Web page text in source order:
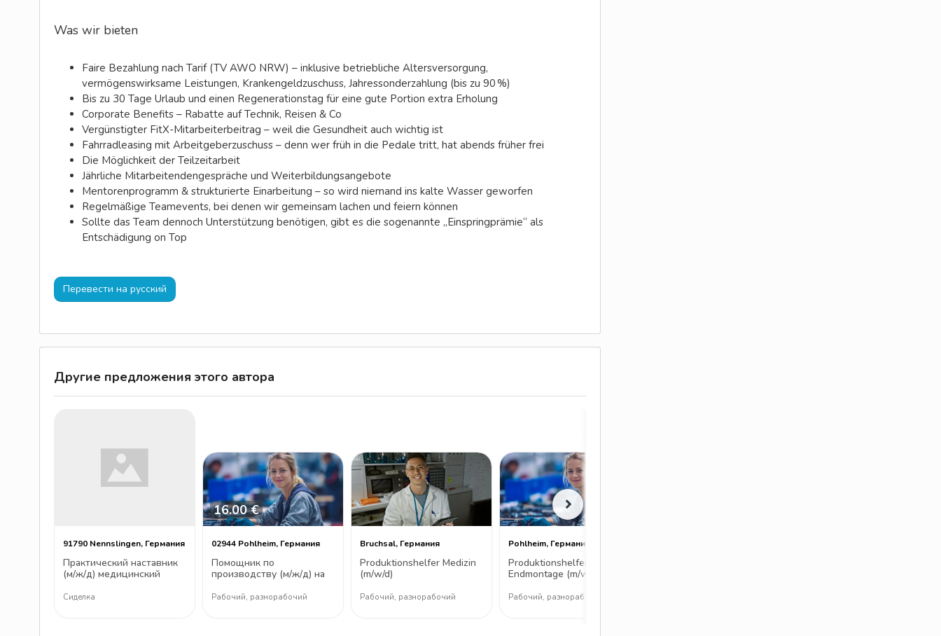
Was wir bieten
Faire Bezahlung nach Tarif (TV AWO NRW) – inklusive betriebliche Altersversorgung,
vermögenswirksame Leistungen, Krankengeldzuschuss, Jahressonderzahlung (bis zu 90 %)
Bis zu 30 Tage Urlaub und einen Regenerationstag für eine gute Portion extra Erholung
Corporate Benefits – Rabatte auf Technik, Reisen & Co
Vergünstigter FitX-Mitarbeiterbeitrag – weil die Gesundheit auch wichtig ist
Fahrradleasing mit Arbeitgeberzuschuss – denn wer früh in die Pedale tritt, hat abends früher frei
Die Möglichkeit der Teilzeitarbeit
Jährliche Mitarbeitendengespräche und Weiterbildungsangebote
Mentorenprogramm & strukturierte Einarbeitung – so wird niemand ins kalte Wasser geworfen
Regelmäßige Teamevents, bei denen wir gemeinsam lachen und feiern können
Sollte das Team dennoch Unterstützung benötigen, gibt es die sogenannte „Einspringprämie“ als
Entschädigung on Top
Перевести на русский
Другие предложения этого автора
91790 Nennslingen, Германия
Практический наставник
(м/ж/д) медицинский
Сиделка
16.00 €
02944 Pohlheim, Германия
Помощник по
производству (м/ж/д) на
Рабочий, разнорабочий
Bruchsal, Германия
Produktionshelfer Medizin
(m/w/d)
Рабочий, разнорабочий
Pohlheim, Германия
Produktionshelfer
Endmontage (m/w/d)
Рабочий, разнорабочий